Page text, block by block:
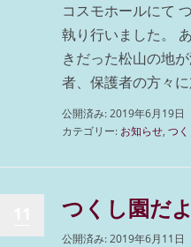
コスモホールにて
執り行いました。
きだった松山の地
者、保護者の方々
公開済み: 2019年6月19日
カテゴリー: お知らせ, つ
つくし園だ
公開済み: 2019年6月11日